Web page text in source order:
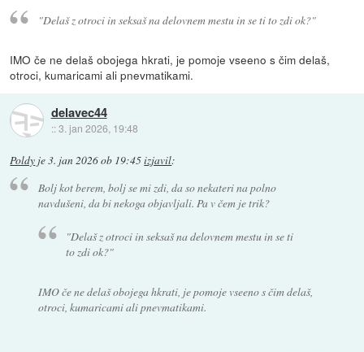
"Delaš z otroci in seksaš na delovnem mestu in se ti to zdi ok?"
IMO če ne delaš obojega hkrati, je pomoje vseeno s čim delaš,
otroci, kumaricami ali pnevmatikami.
delavec44
::3. jan 2026, 19:48
Poldy je3. jan 2026 ob 19:45izjavil:
Bolj kot berem, bolj se mi zdi, da so nekateri na polno
navdušeni, da bi nekoga objavljali. Pa v čem je trik?
"Delaš z otroci in seksaš na delovnem mestu in se ti
to zdi ok?"
IMO če ne delaš obojega hkrati, je pomoje vseeno s čim delaš,
otroci, kumaricami ali pnevmatikami.